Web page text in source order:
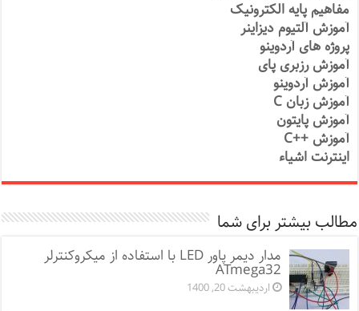
مفاهیم پایه الکترونیک
آموزش آلتیوم دیزاینر
پروژه های آردوینو
آموزش رزبری پای
آموزش آردوینو
آموزش زبان C
آموزش پایتون
آموزش ++C
اینترنت اشیاء
مطالب بیشتر برای شما
مدار دیمر پاور LED با استفاده از میکروکنترلر
ATmega32
اردیبهشت 20, 1400